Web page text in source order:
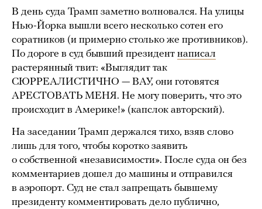
В день суда Трамп заметно волновался. На улицы
Нью-Йорка вышли всего несколько сотен его
соратников (и примерно столько же противников).
По дороге в суд бывший президент написал
растерянный твит: «Выглядит так
СЮРРЕАЛИСТИЧНО — ВАУ, они готовятся
АРЕСТОВАТЬ МЕНЯ. Не могу поверить, что это
происходит в Америке!» (капслок авторский).
На заседании Трамп держался тихо, взяв слово
лишь для того, чтобы коротко заявить
о собственной «независимости». После суда он без
комментариев дошел до машины и отправился
в аэропорт. Суд не стал запрещать бывшему
президенту комментировать дело публично,